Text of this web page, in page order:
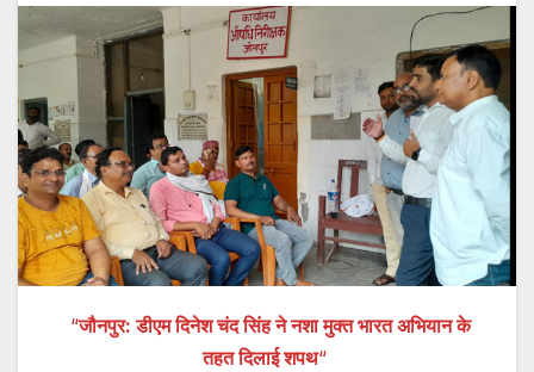
“जौनपुर: डीएम दिनेश चंद सिंह ने नशा मुक्त भारत अभियान के
तहत दिलाई शपथ“